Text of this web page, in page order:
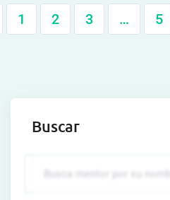
1 2 3 … 5
Buscar